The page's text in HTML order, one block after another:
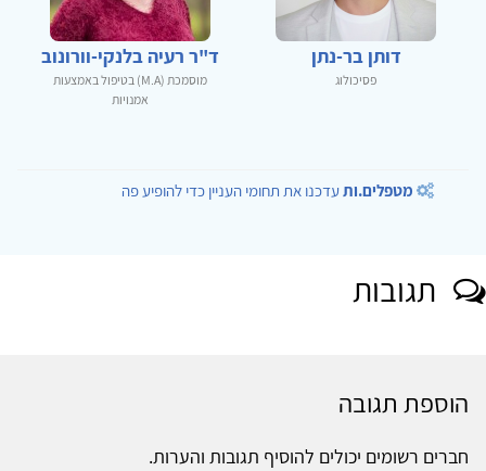
דותן בר-נתן
פסיכולוג
ד"ר רעיה בלנקי-וורונוב
מוסמכת (M.A) בטיפול באמצעות
אמנויות
מטפלים.ותעדכנו את תחומי העניין כדי להופיע פה
תגובות
הוספת תגובה
חברים רשומים יכולים להוסיף תגובות והערות.